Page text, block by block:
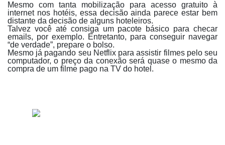
Mesmo com tanta mobilização para acesso gratuito à
internet nos hotéis, essa decisão ainda parece estar bem
distante da decisão de alguns hoteleiros.
Talvez você até consiga um pacote básico para checar
emails, por exemplo. Entretanto, para conseguir navegar
“de verdade”, prepare o bolso.
Mesmo já pagando seu Netflix para assistir filmes pelo seu
computador, o preço da conexão será quase o mesmo da
compra de um filme pago na TV do hotel.